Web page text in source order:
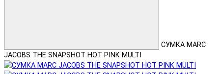
СУМКА MARC
JACOBS THE SNAPSHOT HOT PINK MULTI